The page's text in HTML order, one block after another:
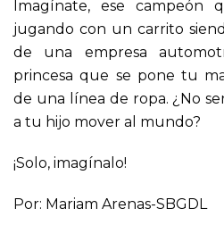
Imagínate, ese
jugando con un carrito
de una empresa
princesa que se pone tu
de una línea de ropa. ¿No
a tu hijo mover al mundo?
¡Solo, imagínalo!
Por: Mariam Arenas-SBGDL